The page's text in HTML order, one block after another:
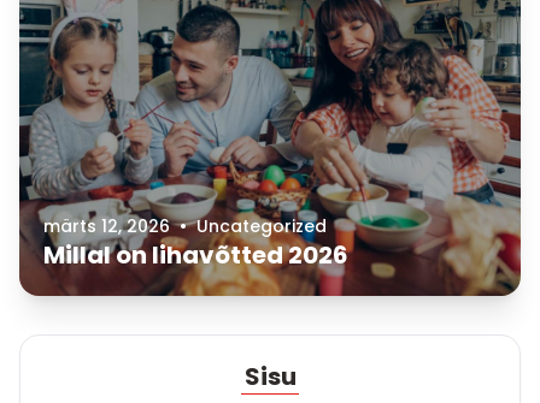
märts 12, 2026 • Uncategorized
Millal on lihavõtted 2026
Sisu